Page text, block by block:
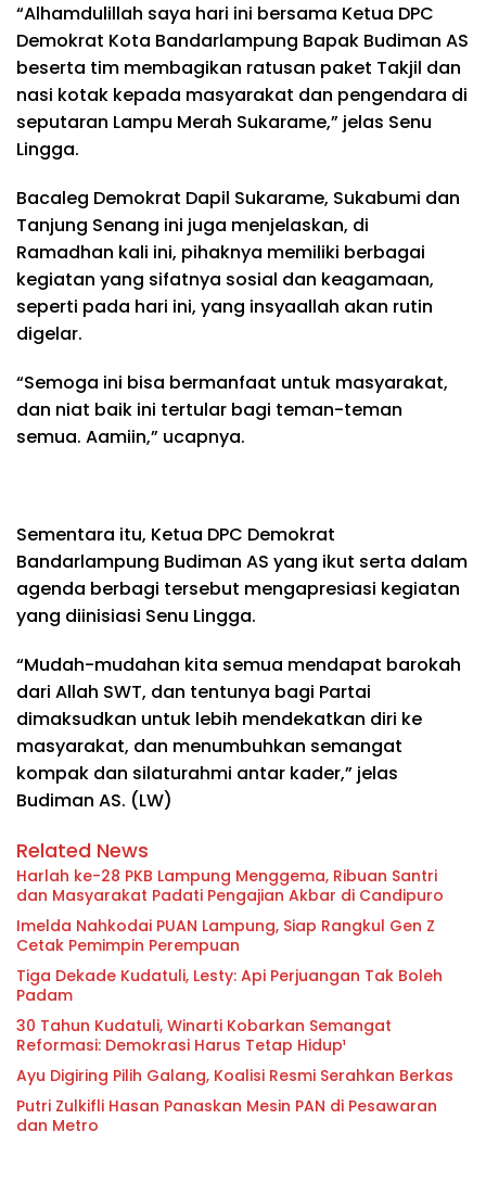
“Alhamdulillah saya hari ini bersama Ketua DPC
Demokrat Kota Bandarlampung Bapak Budiman AS
beserta tim membagikan ratusan paket Takjil dan
nasi kotak kepada masyarakat dan pengendara di
seputaran Lampu Merah Sukarame,” jelas Senu
Lingga.
Bacaleg Demokrat Dapil Sukarame, Sukabumi dan
Tanjung Senang ini juga menjelaskan, di
Ramadhan kali ini, pihaknya memiliki berbagai
kegiatan yang sifatnya sosial dan keagamaan,
seperti pada hari ini, yang insyaallah akan rutin
digelar.
“Semoga ini bisa bermanfaat untuk masyarakat,
dan niat baik ini tertular bagi teman-teman
semua. Aamiin,” ucapnya.
Sementara itu, Ketua DPC Demokrat
Bandarlampung Budiman AS yang ikut serta dalam
agenda berbagi tersebut mengapresiasi kegiatan
yang diinisiasi Senu Lingga.
“Mudah-mudahan kita semua mendapat barokah
dari Allah SWT, dan tentunya bagi Partai
dimaksudkan untuk lebih mendekatkan diri ke
masyarakat, dan menumbuhkan semangat
kompak dan silaturahmi antar kader,” jelas
Budiman AS. (LW)
Related News
Harlah ke-28 PKB Lampung Menggema, Ribuan Santri
dan Masyarakat Padati Pengajian Akbar di Candipuro
Imelda Nahkodai PUAN Lampung, Siap Rangkul Gen Z
Cetak Pemimpin Perempuan
Tiga Dekade Kudatuli, Lesty: Api Perjuangan Tak Boleh
Padam
30 Tahun Kudatuli, Winarti Kobarkan Semangat
Reformasi: Demokrasi Harus Tetap Hidup¹
Ayu Digiring Pilih Galang, Koalisi Resmi Serahkan Berkas
Putri Zulkifli Hasan Panaskan Mesin PAN di Pesawaran
dan Metro